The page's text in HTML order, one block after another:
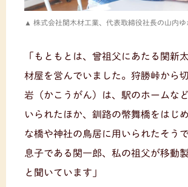
株式会社関木材工業、代表取締役社長の山内ゆ
「もともとは、曾祖父にあたる関新
材屋を営んでいました。狩勝峠から
岩（かこうがん）は、駅のホームな
いられたほか、釧路の幣舞橋をはじ
な橋や神社の鳥居に用いられたそう
息子である関一郎、私の祖父が移動
と聞いています」